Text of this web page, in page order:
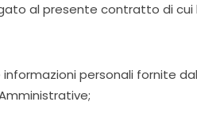
al presente contratto di
personali fornite